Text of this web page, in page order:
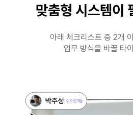
맞춤형 시스템이
아래 체크리스트 중 2개
업무 방식을 바꿀 타